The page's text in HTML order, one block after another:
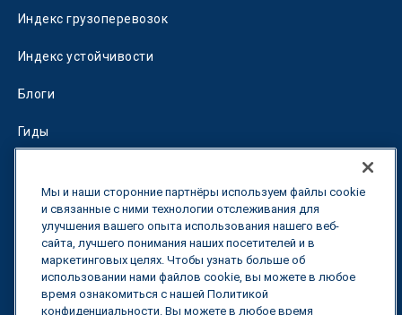
Индекс грузоперевозок
Индекс устойчивости
Блоги
Гиды
Калькулятор оптимизации перевозок
Тарифный трекер
Свяжитесь с нами
Мы и наши сторонние партнёры используем файлы cookie
и связанные с ними технологии отслеживания для
улучшения вашего опыта использования нашего веб-
сайта, лучшего понимания наших посетителей и в
маркетинговых целях. Чтобы узнать больше об
использовании нами файлов cookie, вы можете в любое
время ознакомиться с нашей Политикой
конфиденциальности. Вы можете в любое время